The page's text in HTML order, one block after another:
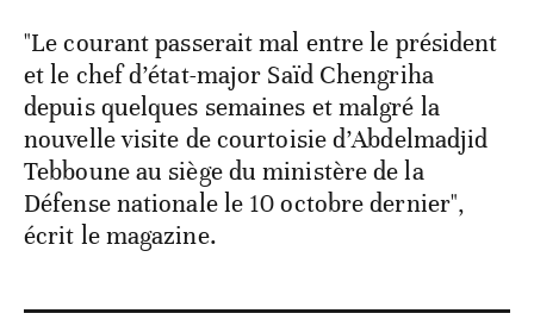
"Le courant passerait mal entre le président
et le chef d’état-major Saïd Chengriha
depuis quelques semaines et malgré la
nouvelle visite de courtoisie d’Abdelmadjid
Tebboune au siège du ministère de la
Défense nationale le 10 octobre dernier",
écrit le magazine.